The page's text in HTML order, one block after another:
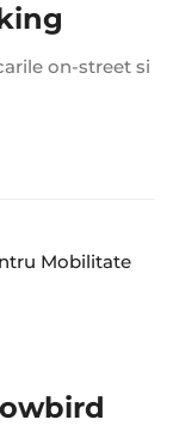
on-street si